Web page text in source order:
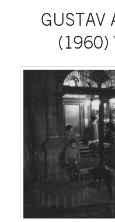
GUSTAV
(1960)